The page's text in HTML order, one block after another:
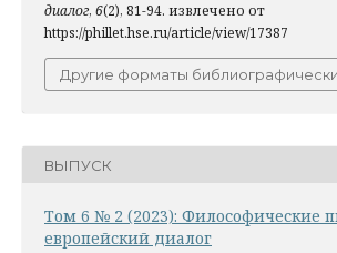
диалог, 6(2), 81-94. извлечено от
https://phillet.hse.ru/article/view/17387
Другие форматы
ВЫПУСК
Том 6 № 2 (2023): Философические
европейский диалог